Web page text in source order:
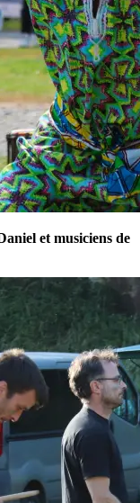
et musiciens de